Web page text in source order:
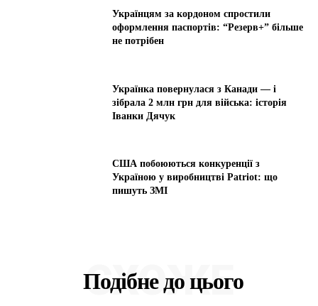
Українцям за кордоном спростили
оформлення паспортів: “Резерв+” більше
не потрібен
Українка повернулася з Канади — і
зібрала 2 млн грн для війська: історія
Іванки Дячук
США побоюються конкуренції з
Україною у виробництві Patriot: що
пишуть ЗМІ
Подібне до цього
СХОЖЕ